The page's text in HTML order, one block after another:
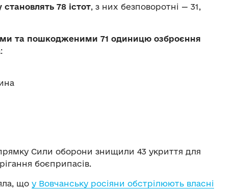
78 істот, з них безповоротні — 31,
та пошкодженими 71 одиницю озброєння
Сили оборони знищили 43 укриття для
боєприпасів.
що у Вовчанську росіяни обстрілюють власні